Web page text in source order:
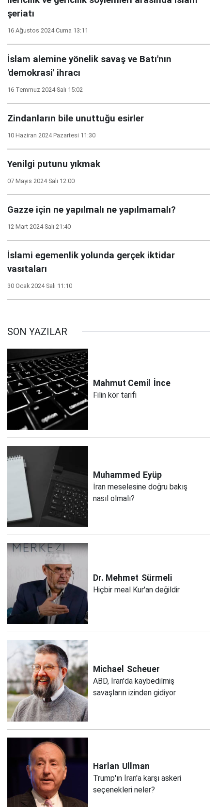
şeriatı
16 Ağustos 2024 Cuma 13:11
İslam alemine yönelik savaş ve Batı'nın
'demokrasi' ihracı
16 Temmuz 2024 Salı 15:02
Zindanların bile unuttuğu esirler
10 Haziran 2024 Pazartesi 11:30
Yenilgi putunu yıkmak
07 Mayıs 2024 Salı 12:00
Gazze için ne yapılmalı ne yapılmamalı?
12 Mart 2024 Salı 21:40
İslami egemenlik yolunda gerçek iktidar
vasıtaları
30 Ocak 2024 Salı 11:10
SON YAZILAR
Mahmut Cemil İnce
Filin kör tarifi
Muhammed Eyüp
İran meselesine doğru bakış
nasıl olmalı?
Dr. Mehmet Sürmeli
Hiçbir meal Kur'an değildir
Michael Scheuer
ABD, İran'da kaybedilmiş
savaşların izinden gidiyor
Harlan Ullman
Trump'ın İran'a karşı askeri
seçenekleri neler?